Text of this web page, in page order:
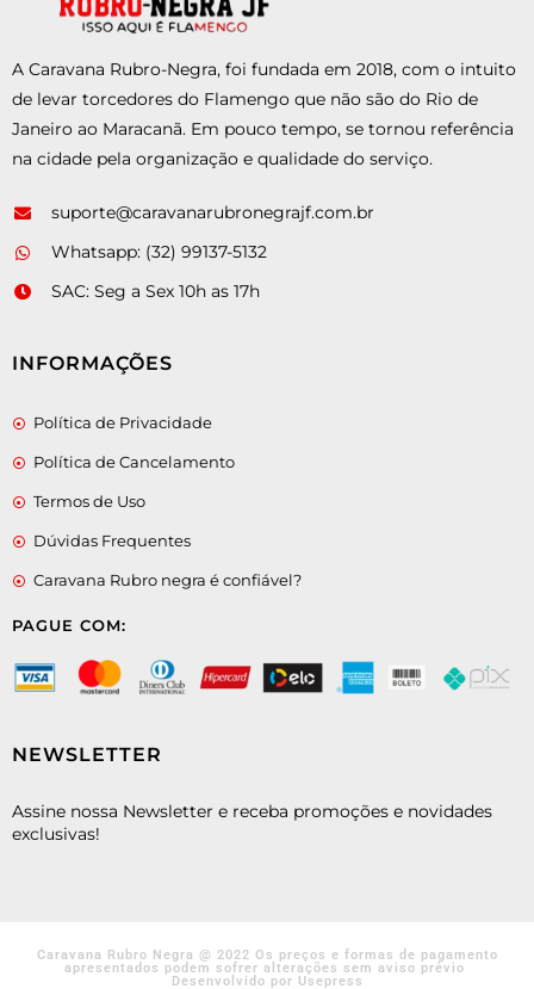
A Caravana Rubro-Negra, foi fundada em 2018, com o intuito
de levar torcedores do Flamengo que não são do Rio de
Janeiro ao Maracanã. Em pouco tempo, se tornou referência
na cidade pela organização e qualidade do serviço.
suporte@caravanarubronegrajf.com.br
Whatsapp: (32) 99137-5132
SAC: Seg a Sex 10h as 17h
INFORMAÇÕES
Política de Privacidade
Política de Cancelamento
Termos de Uso
Dúvidas Frequentes
Caravana Rubro negra é confiável?
PAGUE COM:
NEWSLETTER
Assine nossa Newsletter e receba promoções e novidades
exclusivas!
Caravana Rubro Negra @ 2022 Os preços e formas de pagamento
apresentados podem sofrer alterações sem aviso prévio
Desenvolvido por Usepress